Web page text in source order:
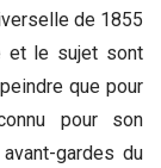
de 1855
et le sujet sont
que pour
pour son
gardes du